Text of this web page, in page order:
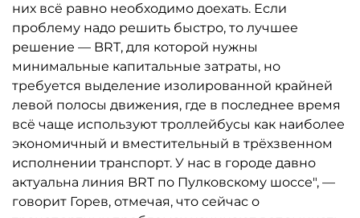
них всё равно необходимо доехать. Если
проблему надо решить быстро, то лучшее
решение — BRT, для которой нужны
минимальные капитальные затраты, но
требуется выделение изолированной крайней
левой полосы движения, где в последнее время
всё чаще используют троллейбусы как наиболее
экономичный и вместительный в трёхзвенном
исполнении транспорт. У нас в городе давно
актуальна линия BRT по Пулковскому шоссе", —
говорит Горев, отмечая, что сейчас о